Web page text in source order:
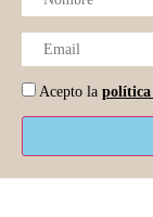
Acepto la